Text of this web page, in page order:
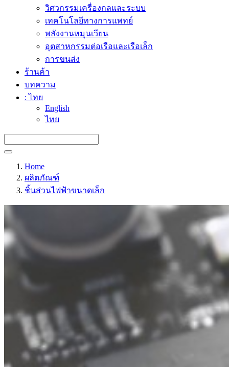
วิศวกรรมเครื่องกลและระบบ
เทคโนโลยีทางการแพทย์
พลังงานหมุนเวียน
อุตสาหกรรมต่อเรือและเรือเล็ก
การขนส่ง
ร้านค้า
บทความ
: ไทย
English
ไทย
Home
ผลิตภัณฑ์
ชิ้นส่วนไฟฟ้าขนาดเล็ก